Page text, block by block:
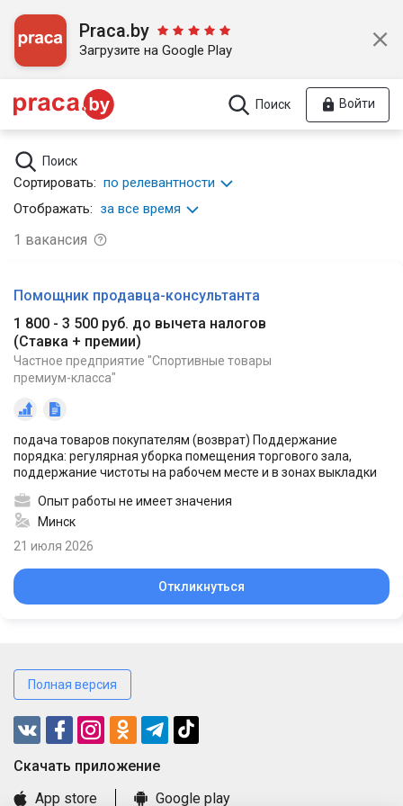
Praca.by
Загрузите на Google Play
Поиск Войти
Поиск
Сортировать: по релевантности
Отображать: за все время
1 вакансия
Помощник продавца-консультанта
1 800 - 3 500 руб. до вычета налогов
(Ставка + премии)
Частное предприятие "Спортивные товары
премиум-класса"
подача товаров покупателям (возврат) Поддержание
порядка: регулярная уборка помещения торгового зала,
поддержание чистоты на рабочем месте и в зонах выкладки
Опыт работы не имеет значения
Минск
21 июля 2026
Откликнуться
Полная версия
Cкачать приложение
App store
Google play